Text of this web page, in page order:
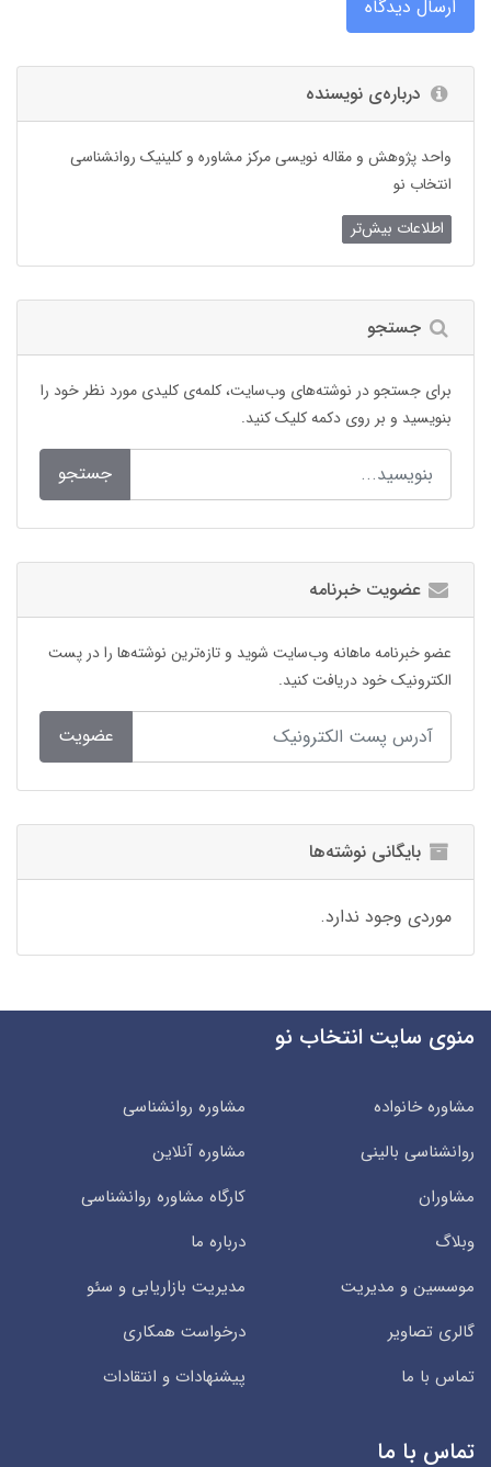
ارسال دیدگاه
درباره‌ی نویسنده
واحد پژوهش و مقاله نویسی مرکز مشاوره و کلینیک روانشناسی
انتخاب نو
اطلاعات بیش‌تر
جستجو
برای جستجو در نوشته‌های وب‌سایت، کلمه‌ی کلیدی مورد نظر خود را
بنویسید و بر روی دکمه کلیک کنید.
جستجو
عضویت خبرنامه
عضو خبرنامه ماهانه وب‌سایت شوید و تازه‌ترین نوشته‌ها را در پست
الکترونیک خود دریافت کنید.
عضویت
بایگانی نوشته‌ها
موردی وجود ندارد.
منوی سایت انتخاب نو
مشاوره خانواده
مشاوره روانشناسی
روانشناسی بالینی
مشاوره آنلاین
مشاوران
کارگاه مشاوره روانشناسی
وبلاگ
درباره ما
موسسین و مدیریت
مدیریت بازاریابی و سئو
گالری تصاویر
درخواست همکاری
تماس با ما
پیشنهادات و انتقادات
تماس با ما